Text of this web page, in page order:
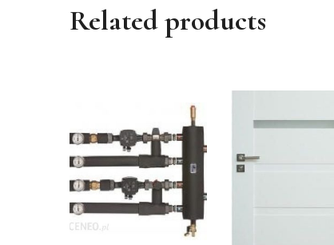
Related products